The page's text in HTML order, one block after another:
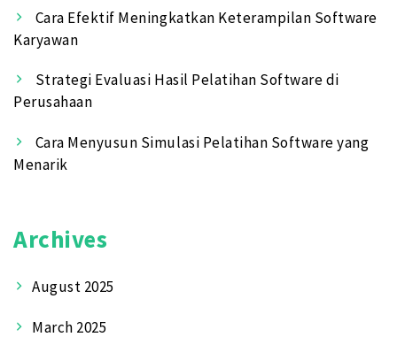
Cara Efektif Meningkatkan Keterampilan Software
Karyawan
Strategi Evaluasi Hasil Pelatihan Software di
Perusahaan
Cara Menyusun Simulasi Pelatihan Software yang
Menarik
Archives
August 2025
March 2025